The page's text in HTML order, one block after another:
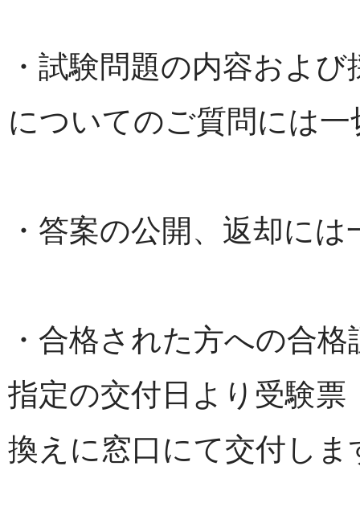
・試験問題の内容およ
についてのご質問には
・答案の公開、返却に
・合格された方への合
指定の交付日より受験
換えに窓口にて交付し